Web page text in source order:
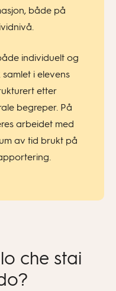
både på
individuelt og
i elevens
etter
begreper. På
arbeidet med
av tid brukt på
che stai